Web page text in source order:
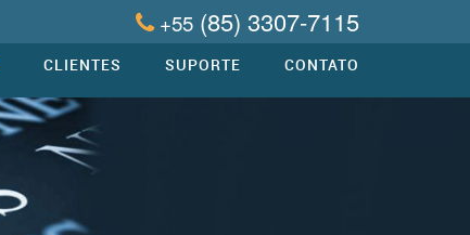
+55 (85) 3307-7115
CLIENTES SUPORTE CONTATO